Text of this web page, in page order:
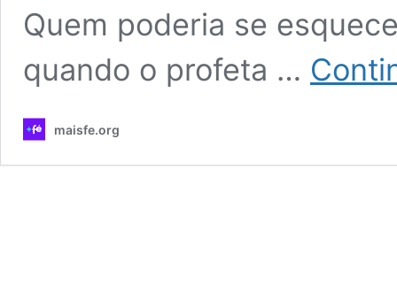
Quem poderia se
quando o profeta …
maisfe.org